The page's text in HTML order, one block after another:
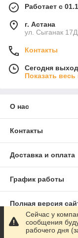
Работает с
г. Астана
ул. Сыганак
Контакты
Сегодня
Показать
О нас
Контакты
Доставка и оплата
График работы
Полная версия
Сайт создан на
Сейчас у
сообщения
рабочего дня